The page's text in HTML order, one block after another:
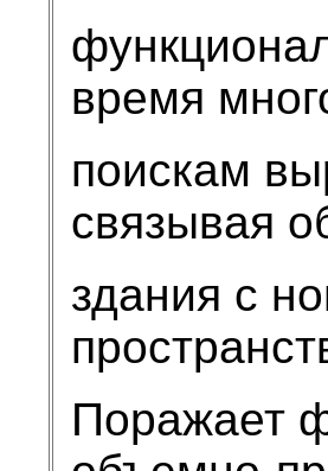
время
поискам
связывая
здания с
Поражает